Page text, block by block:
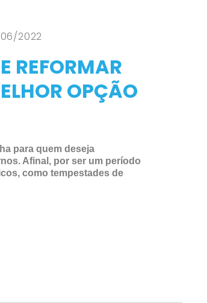
2022
REFORMAR
OPÇÃO
para quem deseja
Afinal, por ser um período
como tempestades de